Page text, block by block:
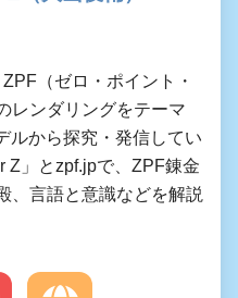
（ゼロ・ポイント・
レンダリングをテーマ
ルから探究・発信してい
Z」とzpf.jpで、ZPF錬金
、言語と意識などを解説